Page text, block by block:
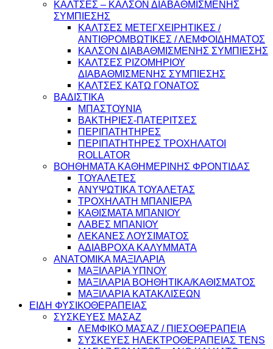
ΚΑΛΤΣΕΣ – ΚΑΛΣΟΝ ΔΙΑΒΑΘΜΙΣΜΕΝΗΣ
ΣΥΜΠΙΕΣΗΣ
ΚΑΛΤΣΕΣ ΜΕΤΕΓΧΕΙΡΗΤΙΚΕΣ /
ΑΝΤΙΘΡΟΜΒΩΤΙΚΕΣ / ΛΕΜΦΟΙΔΗΜΑΤΟΣ
ΚΑΛΣΟΝ ΔΙΑΒΑΘΜΙΣΜΕΝΗΣ ΣΥΜΠΙΕΣΗΣ
ΚΑΛΤΣΕΣ ΡΙΖΟΜΗΡΙΟΥ
ΔΙΑΒΑΘΜΙΣΜΕΝΗΣ ΣΥΜΠΙΕΣΗΣ
ΚΑΛΤΣΕΣ ΚΑΤΩ ΓΟΝΑΤΟΣ
ΒΑΔΙΣΤΙΚΑ
ΜΠΑΣΤΟΥΝΙΑ
ΒΑΚΤΗΡΙΕΣ-ΠΑΤΕΡΙΤΣΕΣ
ΠΕΡΙΠΑΤΗΤΗΡΕΣ
ΠΕΡΙΠΑΤΗΤΗΡΕΣ ΤΡΟΧΗΛΑΤΟΙ
ROLLATOR
ΒΟΗΘΗΜΑΤΑ ΚΑΘΗΜΕΡΙΝΗΣ ΦΡΟΝΤΙΔΑΣ
ΤΟΥΑΛΕΤΕΣ
ΑΝΥΨΩΤΙΚΑ ΤΟΥΑΛΕΤΑΣ
ΤΡΟΧΗΛΑΤΗ ΜΠΑΝΙΕΡΑ
ΚΑΘΙΣΜΑΤΑ ΜΠΑΝΙΟΥ
ΛΑΒΕΣ ΜΠΑΝΙΟΥ
ΛΕΚΑΝΕΣ ΛΟΥΣΙΜΑΤΟΣ
ΑΔΙΑΒΡΟΧΑ ΚΑΛΥΜΜΑΤΑ
ΑΝΑΤΟΜΙΚΑ ΜΑΞΙΛΑΡΙΑ
ΜΑΞΙΛΑΡΙΑ ΥΠΝΟΥ
ΜΑΞΙΛΑΡΙΑ ΒΟΗΘΗΤΙΚΑ/ΚΑΘΙΣΜΑΤΟΣ
ΜΑΞΙΛΑΡΙΑ ΚΑΤΑΚΛΙΣΕΩΝ
ΕΙΔΗ ΦΥΣΙΚΟΘΕΡΑΠΕΙΑΣ
ΣΥΣΚΕΥΕΣ ΜΑΣΑΖ
ΛΕΜΦΙΚΟ ΜΑΣΑΖ / ΠΙΕΣΟΘΕΡΑΠΕΙΑ
ΣΥΣΚΕΥΕΣ ΗΛΕΚΤΡΟΘΕΡΑΠΕΙΑΣ TENS